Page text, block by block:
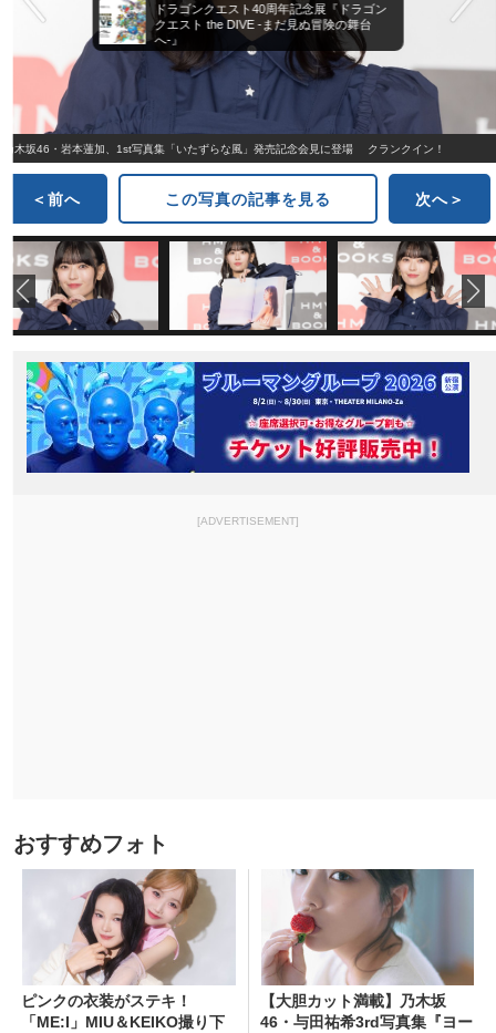
ドラゴンクエスト40周年記念展『ドラゴン
クエスト the DIVE -まだ見ぬ冒険の舞台
へ-』
乃木坂46・岩本蓮加、1st写真集「いたずらな風」発売記念会見に登場 クランクイン！
＜前へ この写真の記事を見る 次へ＞
[ADVERTISEMENT]
おすすめフォト
ピンクの衣装がステキ！
「ME:I」MIU＆KEIKO撮り下
【大胆カット満載】乃木坂
46・与田祐希3rd写真集『ヨー